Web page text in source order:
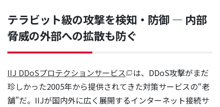
テラビット級の攻撃を検知・防御 ― 内部
脅威の外部への拡散も防ぐ
IIJ DDoSプロテクションサービス
は、DDoS攻撃がまだ
珍しかった2005年から提供されてきた対策サービスの“老
舗”だ。IIJが国内外に広く展開するインターネット接続サ